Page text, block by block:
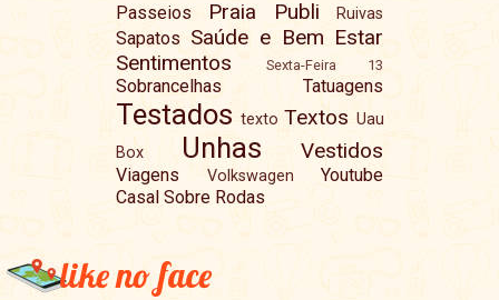
Passeios Praia Publi Ruivas
Sapatos Saúde e Bem Estar
Sentimentos
Sexta-Feira 13
Sobrancelhas Tatuagens
Testados texto Textos Uau
Box
Unhas Vestidos
Viagens Volkswagen
Youtube
Casal Sobre Rodas
like no face